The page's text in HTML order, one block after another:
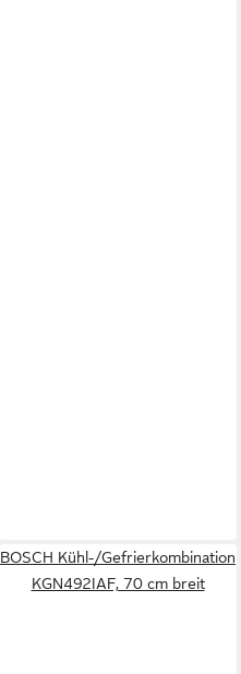
BOSCH Kühl-/Gefrierkombination
KGN492IAF, 70 cm breit